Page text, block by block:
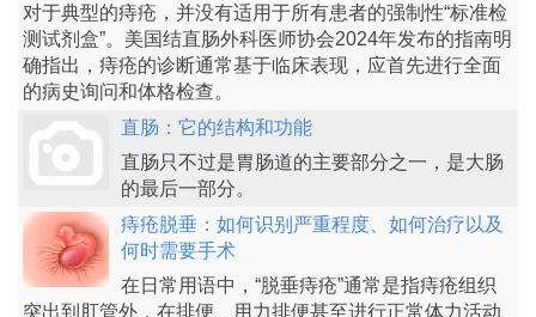
对于典型的痔疮，并没有适用于所有患者的强制性“标准检
测试剂盒”。美国结直肠外科医师协会2024年发布的指南明
确指出，痔疮的诊断通常基于临床表现，应首先进行全面
的病史询问和体格检查。
直肠：它的结构和功能
直肠只不过是胃肠道的主要部分之一，是大肠
的最后一部分。
痔疮脱垂：如何识别严重程度、如何治疗以及
何时需要手术
在日常用语中，“脱垂痔疮”通常是指痔疮组织
突出到肛管外，在排便、用力排便甚至进行正常体力活动